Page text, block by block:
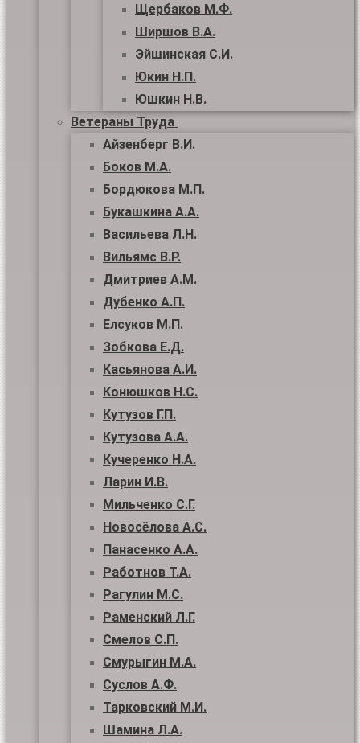
Щербаков М.Ф.
Ширшов В.А.
Эйшинская С.И.
Юкин Н.П.
Юшкин Н.В.
Ветераны Труда
Айзенберг В.И.
Боков М.А.
Бордюкова М.П.
Букашкина А.А.
Васильева Л.Н.
Вильямс В.Р.
Дмитриев А.М.
Дубенко А.П.
Елсуков М.П.
Зобкова Е.Д.
Касьянова А.И.
Конюшков Н.С.
Кутузов Г.П.
Кутузова А.А.
Кучеренко Н.А.
Ларин И.В.
Мильченко С.Г.
Новосёлова А.С.
Панасенко А.А.
Работнов Т.А.
Рагулин М.С.
Раменский Л.Г.
Смелов С.П.
Смурыгин М.А.
Суслов А.Ф.
Тарковский М.И.
Шамина Л.А.